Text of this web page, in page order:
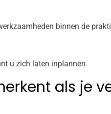
binnen de
u zich laten inplannen.
als je